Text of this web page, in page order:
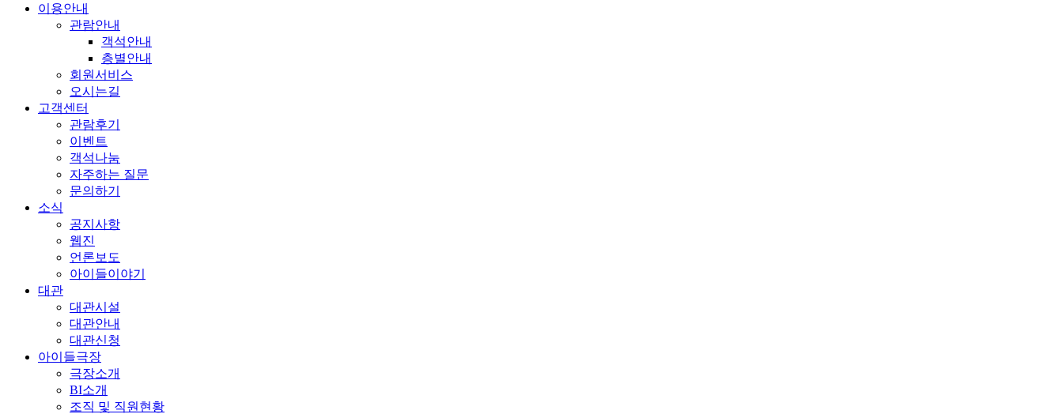
이용안내
관람안내
객석안내
층별안내
회원서비스
오시는길
고객센터
관람후기
이벤트
객석나눔
자주하는 질문
문의하기
소식
공지사항
웹진
언론보도
아이들이야기
대관
대관시설
대관안내
대관신청
아이들극장
극장소개
BI소개
조직 및 직원현황